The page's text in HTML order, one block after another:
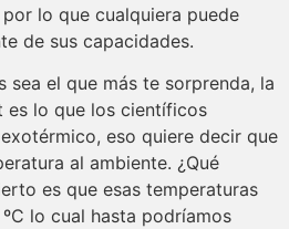
lo que cualquiera puede
de sus capacidades.
sea el que más te sorprenda, la
es lo que los científicos
eso quiere decir que
al ambiente. ¿Qué
es que esas temperaturas
lo cual hasta podríamos